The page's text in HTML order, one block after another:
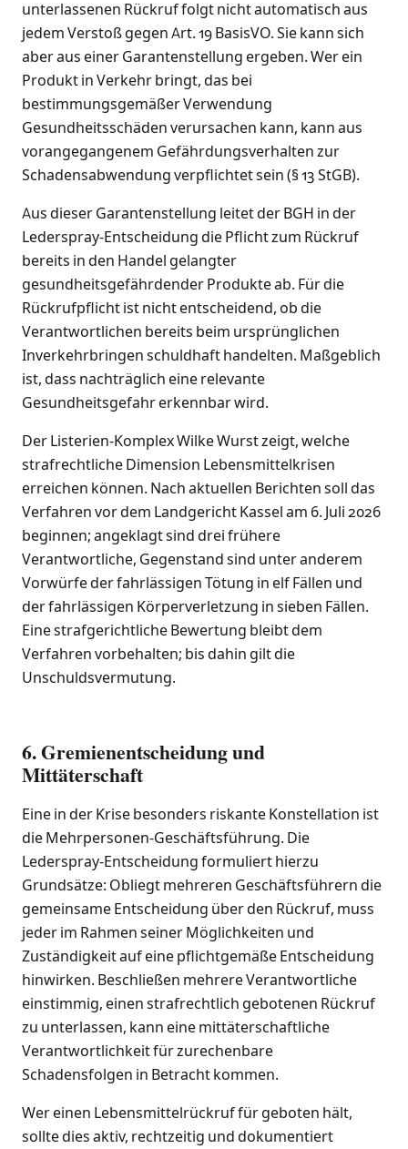
unterlassenen Rückruf folgt nicht automatisch aus
jedem Verstoß gegen Art. 19 BasisVO. Sie kann sich
aber aus einer Garantenstellung ergeben. Wer ein
Produkt in Verkehr bringt, das bei
bestimmungsgemäßer Verwendung
Gesundheitsschäden verursachen kann, kann aus
vorangegangenem Gefährdungsverhalten zur
Schadensabwendung verpflichtet sein (§ 13 StGB).
Aus dieser Garantenstellung leitet der BGH in der
Lederspray-Entscheidung die Pflicht zum Rückruf
bereits in den Handel gelangter
gesundheitsgefährdender Produkte ab. Für die
Rückrufpflicht ist nicht entscheidend, ob die
Verantwortlichen bereits beim ursprünglichen
Inverkehrbringen schuldhaft handelten. Maßgeblich
ist, dass nachträglich eine relevante
Gesundheitsgefahr erkennbar wird.
Der Listerien-Komplex Wilke Wurst zeigt, welche
strafrechtliche Dimension Lebensmittelkrisen
erreichen können. Nach aktuellen Berichten soll das
Verfahren vor dem Landgericht Kassel am 6. Juli 2026
beginnen; angeklagt sind drei frühere
Verantwortliche, Gegenstand sind unter anderem
Vorwürfe der fahrlässigen Tötung in elf Fällen und
der fahrlässigen Körperverletzung in sieben Fällen.
Eine strafgerichtliche Bewertung bleibt dem
Verfahren vorbehalten; bis dahin gilt die
Unschuldsvermutung.
6. Gremienentscheidung und
Mittäterschaft
Eine in der Krise besonders riskante Konstellation ist
die Mehrpersonen-Geschäftsführung. Die
Lederspray-Entscheidung formuliert hierzu
Grundsätze: Obliegt mehreren Geschäftsführern die
gemeinsame Entscheidung über den Rückruf, muss
jeder im Rahmen seiner Möglichkeiten und
Zuständigkeit auf eine pflichtgemäße Entscheidung
hinwirken. Beschließen mehrere Verantwortliche
einstimmig, einen strafrechtlich gebotenen Rückruf
zu unterlassen, kann eine mittäterschaftliche
Verantwortlichkeit für zurechenbare
Schadensfolgen in Betracht kommen.
Wer einen Lebensmittelrückruf für geboten hält,
sollte dies aktiv, rechtzeitig und dokumentiert